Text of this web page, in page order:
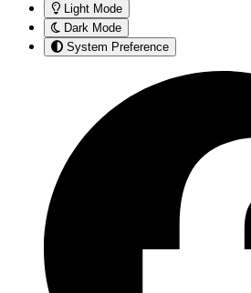
Light Mode
Dark Mode
System Preference